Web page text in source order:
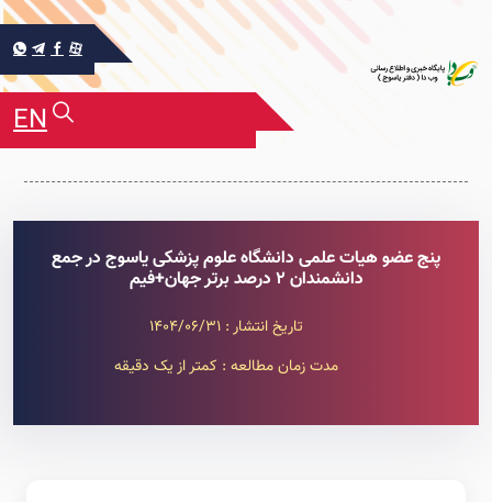
EN
پنج عضو هیات علمی دانشگاه علوم پزشکی یاسوج در جمع
دانشمندان ۲ درصد برتر جهان+فیم
تاریخ انتشار : 1404/06/31
مدت زمان مطالعه : کمتر از یک دقیقه